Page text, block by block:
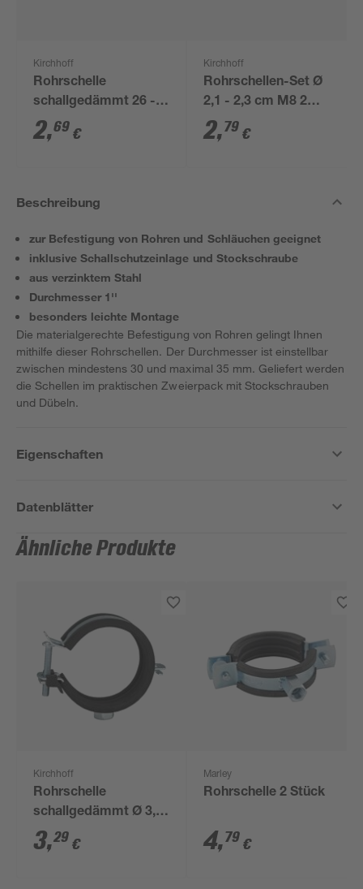
Kirchhoff
Rohrschelle
schallgedämmt 26 -
28 mm 3/4"
2,69 €
Kirchhoff
Rohrschellen-Set Ø
2,1 - 2,3 cm M8 2
Stück
2,79 €
Beschreibung
zur Befestigung von Rohren und Schläuchen geeignet
inklusive Schallschutzeinlage und Stockschraube
aus verzinktem Stahl
Durchmesser 1''
besonders leichte Montage
Die materialgerechte Befestigung von Rohren gelingt Ihnen
mithilfe dieser Rohrschellen. Der Durchmesser ist einstellbar
zwischen mindestens 30 und maximal 35 mm. Geliefert werden
die Schellen im praktischen Zweierpack mit Stockschrauben
und Dübeln.
Eigenschaften
Datenblätter
Ähnliche Produkte
Kirchhoff
Rohrschelle
schallgedämmt Ø 3,5
cm
3,29 €
Marley
Rohrschelle 2 Stück
4,79 €